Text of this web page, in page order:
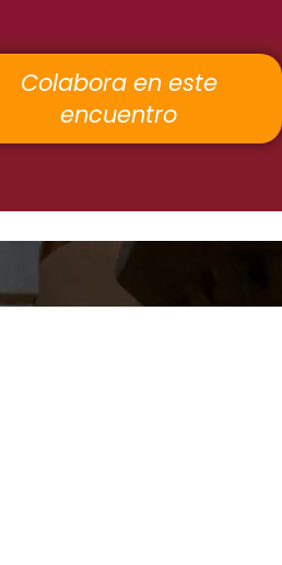
Colabora en este
encuentro